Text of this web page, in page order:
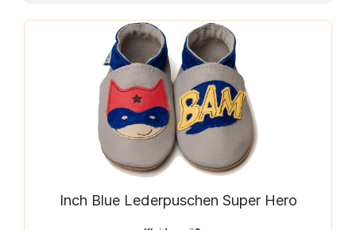
Inch Blue Lederpuschen Super Hero